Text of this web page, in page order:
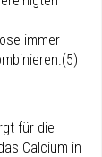
immer
für die
Calcium in